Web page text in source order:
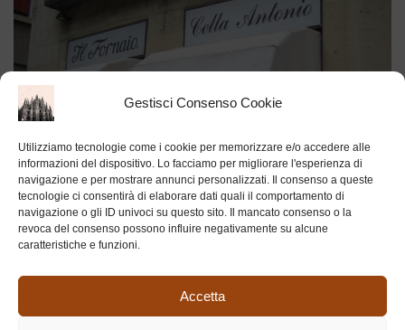
Gestisci Consenso Cookie
Utilizziamo tecnologie come i cookie per memorizzare e/o accedere alle
informazioni del dispositivo. Lo facciamo per migliorare l'esperienza di
navigazione e per mostrare annunci personalizzati. Il consenso a queste
tecnologie ci consentirà di elaborare dati quali il comportamento di
navigazione o gli ID univoci su questo sito. Il mancato consenso o la
revoca del consenso possono influire negativamente su alcune
caratteristiche e funzioni.
Accetta